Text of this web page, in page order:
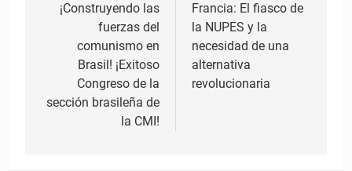
de
entradas
¡Construyendo las
fuerzas del
comunismo en
Brasil! ¡Exitoso
Congreso de la
sección brasileña de
la CMI!
Francia: El fiasco de
la NUPES y la
necesidad de una
alternativa
revolucionaria